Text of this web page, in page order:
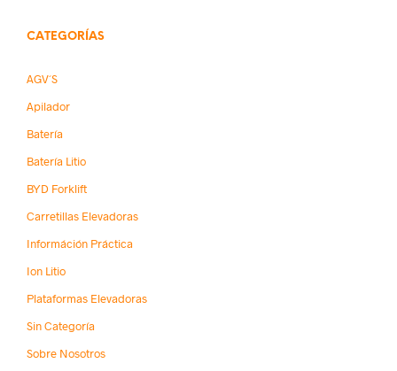
CATEGORÍAS
AGV´s
Apilador
Batería
Batería Litio
BYD Forklift
Carretillas Elevadoras
Információn Práctica
Ion Litio
Plataformas Elevadoras
Sin Categoría
Sobre Nosotros